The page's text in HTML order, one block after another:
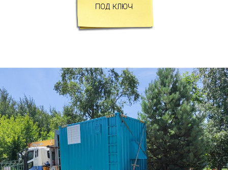
ПОД КЛЮЧ